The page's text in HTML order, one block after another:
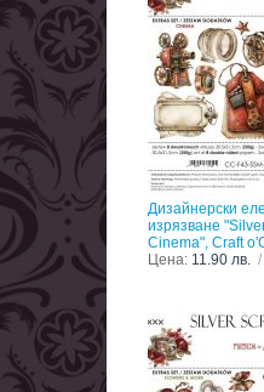
Дизайнерски
изрязване
Cinema", Craft
Цена: 11.90 лв. /